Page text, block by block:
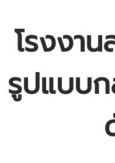
โรงงา
รูปแบบ